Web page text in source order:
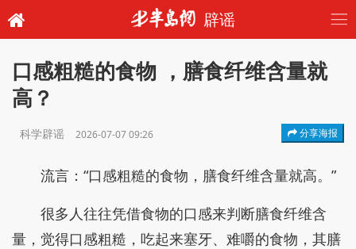
辟谣
口感粗糙的食物 ，膳食纤维含量就
高？
科学辟谣 2026-07-07 09:26 分享海报
流言：“口感粗糙的食物，膳食纤维含量就高。”
很多人往往凭借食物的口感来判断膳食纤维含
量，觉得口感粗糙，吃起来塞牙、难嚼的食物，其膳